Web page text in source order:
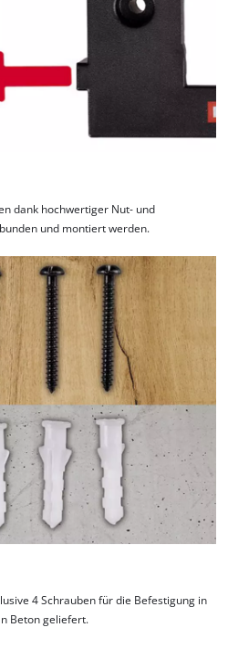
dank hochwertiger Nut- und
und montiert werden.
4 Schrauben für die Befestigung in
Beton geliefert.